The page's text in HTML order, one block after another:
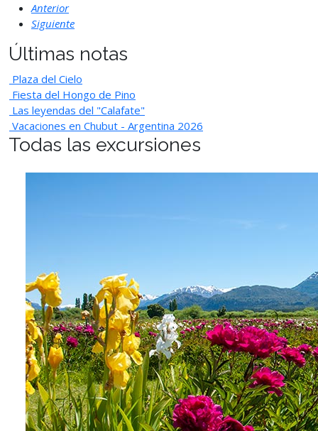
Anterior
Siguiente
Últimas notas
Plaza del Cielo
Fiesta del Hongo de Pino
Las leyendas del "Calafate"
Vacaciones en Chubut - Argentina 2026
Todas las excursiones